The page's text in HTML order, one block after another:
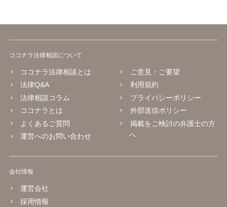
ココナラ法律相談について
ココナラ法律相談とは
法律Q&A
法律相談コラム
ココナラとは
よくあるご質問
運営へのお問い合わせ
ご意見・ご要望
利用規約
プライバシーポリシー
外部送信ポリシー
掲載をご検討の弁護士の方
へ
会社情報
運営会社
採用情報